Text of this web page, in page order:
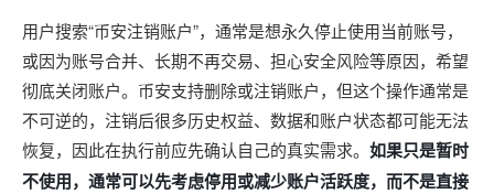
用户搜索“币安注销账户”，通常是想永久停止使用当前账号，
或因为账号合并、长期不再交易、担心安全风险等原因，希望
彻底关闭账户。币安支持删除或注销账户，但这个操作通常是
不可逆的，注销后很多历史权益、数据和账户状态都可能无法
恢复，因此在执行前应先确认自己的真实需求。 如果只是暂时
不使用，通常可以先考虑停用或减少账户活跃度，而不是直接